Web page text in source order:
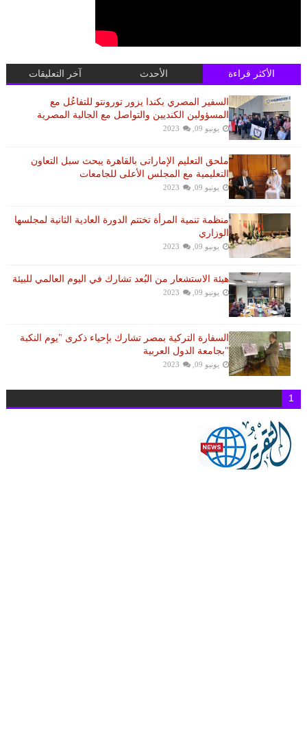
الأكثر قراءة الأحدث آخر التعليقات
السفير المصري بكندا يزور تورونتو للتفاعُل مع
المسؤولين الكنديين والتواصل مع الجالية المصرية
يونيو 09, 2023
ملحق التعليم الإماراتى بالقاهرة يبحث سبل التعاون
التعليمية مع المجلس الأعلى للجامعات
يونيو 09, 2023
منظمة تنمية المرأة تختتم الدورة العادية الثانية لمجلسها
الوزاري
يونيو 09, 2023
هيئة الاستشعار من البُعد تشارك في اليوم العالمي للبيئة
يونيو 09, 2023
السفارة التركية بمصر تشارك بإحياء ذكرى "يوم النكبة
"بجامعة الدول العربية
يونيو 09, 2023
1